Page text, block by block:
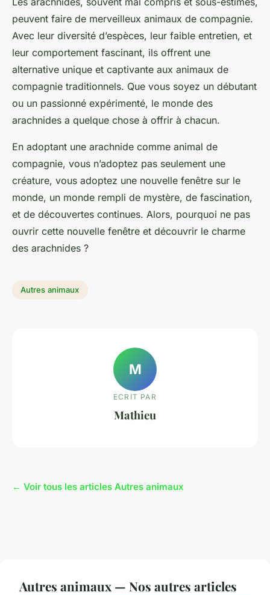
peuvent faire de merveilleux animaux de compagnie.
Avec leur diversité d’espèces, leur faible entretien, et
leur comportement fascinant, ils offrent une
alternative unique et captivante aux animaux de
compagnie traditionnels. Que vous soyez un débutant
ou un passionné expérimenté, le monde des
arachnides a quelque chose à offrir à chacun.
En adoptant une arachnide comme animal de
compagnie, vous n’adoptez pas seulement une
créature, vous adoptez une nouvelle fenêtre sur le
monde, un monde rempli de mystère, de fascination,
et de découvertes continues. Alors, pourquoi ne pas
ouvrir cette nouvelle fenêtre et découvrir le charme
des arachnides ?
Autres animaux
M
ECRIT PAR
Mathieu
← Voir tous les articles Autres animaux
Autres animaux — Nos autres articles